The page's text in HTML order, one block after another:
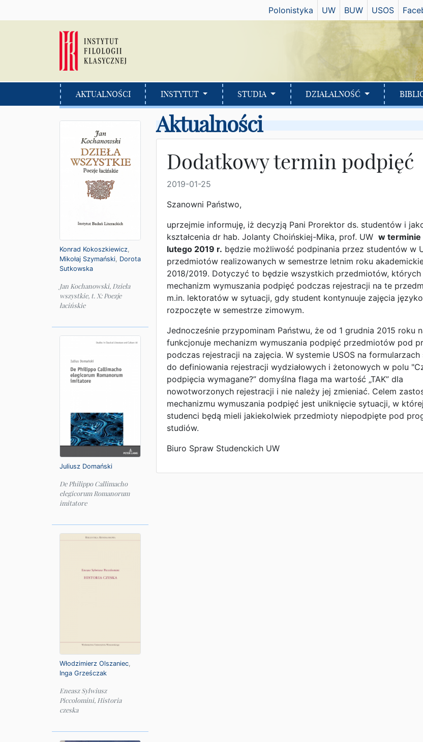
Polonistyka UW BUW USOS
AKTUALNOŚCI INSTYTUT STUDIA DZIAŁALNOŚĆ
Konrad Kokoszkiewicz,
Mikołaj Szymański, Dorota
Sutkowska
Jan Kochanowski, Dzieła
wszystkie, t. X: Poezje
łacińskie
Juliusz Domański
De Philippo Callimacho
elegicorum Romanorum
imitatore
Włodzimierz Olszaniec,
Inga Grześczak
Eneasz Sylwiusz
Piccolomini, Historia
czeska
Aktualności
Dodatkowy termin podpięć
2019-01-25
Szanowni Państwo,
uprzejmie informuję, iż decyzją Pani Prorektor ds. studentów i
kształcenia dr hab. Jolanty Choińskiej-Mika, prof. UW w
lutego 2019 r. będzie możliwość podpinania przez studentów w
przedmiotów realizowanych w semestrze letnim roku
2018/2019. Dotyczyć to będzie wszystkich przedmiotów, których
mechanizm wymuszania podpięć podczas rejestracji na te
m.in. lektoratów w sytuacji, gdy student kontynuuje zajęcia
rozpoczęte w semestrze zimowym.
Jednocześnie przypominam Państwu, że od 1 grudnia 2015 roku
funkcjonuje mechanizm wymuszania podpięć przedmiotów pod
podczas rejestracji na zajęcia. W systemie USOS na formularzach
do definiowania rejestracji wydziałowych i żetonowych w polu
podpięcia wymagane?” domyślna flaga ma wartość „TAK” dla
nowotworzonych rejestracji i nie należy jej zmieniać. Celem
mechanizmu wymuszania podpięć jest uniknięcie sytuacji, w
studenci będą mieli jakiekolwiek przedmioty niepodpięte pod
studiów.
Biuro Spraw Studenckich UW